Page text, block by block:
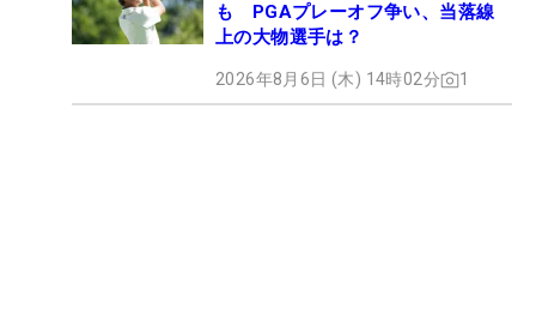
も PGAプレーオフ争い、当落線
上の大物選手は？
2026年8月6日 (木) 14時02分 1